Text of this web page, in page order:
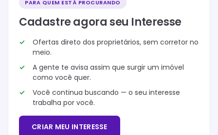
PARA QUEM ESTÁ PROCURANDO
Cadastre agora seu Interesse
Ofertas direto dos proprietários, sem corretor no
meio.
A gente te avisa assim que surgir um imóvel
como você quer.
Você continua buscando — o seu interesse
trabalha por você.
CRIAR MEU INTERESSE